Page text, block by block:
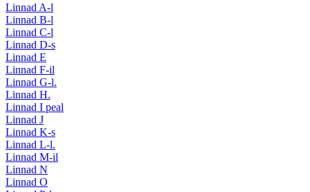
Linnad A-l
Linnad B-l
Linnad C-l
Linnad D-s
Linnad E
Linnad F-il
Linnad G-l.
Linnad H.
Linnad I peal
Linnad J
Linnad K-s
Linnad L-l.
Linnad M-il
Linnad N
Linnad O